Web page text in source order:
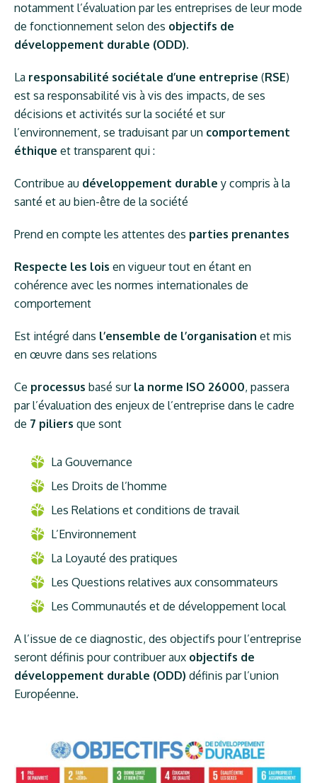
notamment l’évaluation par les entreprises de leur mode
de fonctionnement selon des objectifs de
développement durable (ODD).
La responsabilité sociétale d’une entreprise (RSE)
est sa responsabilité vis à vis des impacts, de ses
décisions et activités sur la société et sur
l’environnement, se traduisant par un comportement
éthiqueet transparent qui :
Contribue au développement durable y compris à la
santé et au bien-être de la société
Prend en compte les attentes des parties prenantes
Respecte les lois en vigueur tout en étant en
cohérence avec les normes internationales de
comportement
Est intégré dans l’ensemble de l’organisation et mis
en œuvre dans ses relations
Ce processus basé sur la norme ISO 26000, passera
par l’évaluation des enjeux de l’entreprise dans le cadre
de 7 piliers que sont
La Gouvernance
Les Droits de l’homme
Les Relations et conditions de travail
L’Environnement
La Loyauté des pratiques
Les Questions relatives aux consommateurs
Les Communautés et de développement local
A l’issue de ce diagnostic, des objectifs pour l’entreprise
seront définis pour contribuer aux objectifs de
développement durable (ODD) définis par l’union
Européenne.